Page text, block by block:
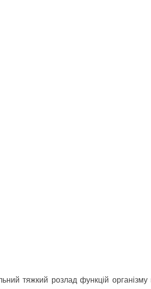
тяжкий розлад функцій організму